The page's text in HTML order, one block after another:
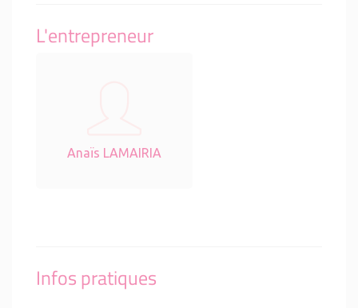
L'entrepreneur
Anaïs LAMAIRIA
Infos pratiques